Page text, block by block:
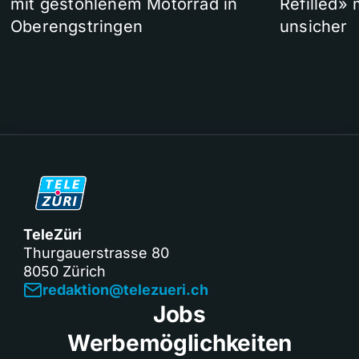
mit gestohlenem Motorrad in
Oberengstringen
Refilled»
unsicher
TeleZüri
Thurgauerstrasse 80
8050 Zürich
redaktion@telezueri.ch
Jobs
Werbemöglichkeiten